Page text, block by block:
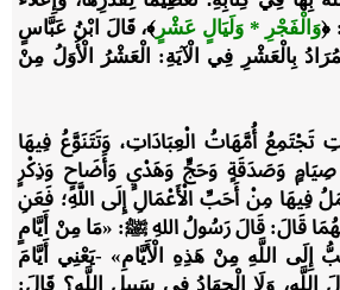
﴿وَالْفَجْرِ * وَلَيَالٍ عَشْرٍ ﴾، قَالَ ابْنُ عَبَّاسٍ
بِالْعَشْرِ فِي الْآيَةِ: الْعَشْرُ الْأُوَلُ مِنْ
تَجْتَمِعُ أُمَّهَاتُ الْعِبَادَاتِ، وَتَتَنَوَّعُ فِيهَا
صِيَامٍ وَصَدَقَةٍ وَحَجٍّ وَهَدْيٍ وَأَضَاحٍ وَذِكْرٍ
فِيهَا مِنْ أَحَبِّ الْأَعْمَالِ إِلَى اللَّهِ؛ فَعَنِ
قَالَ: قَالَ رَسُولُ اللهِ ﷺ: «مَا مِنْ أَيَّامٍ
إِلَى اللَّهِ مِنْ هَذِهِ الْأَيَّامِ» -يَعْنِي أَيَّامَ
اللَّهِ، وَلَا الْجِهَادُ فِي سَبِيلِ اللَّهِ؟ قَالَ: